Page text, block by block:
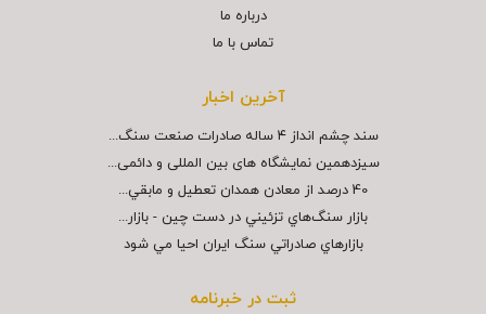
درباره ما
تماس با ما
آخرین اخبار
سند چشم انداز ۴ ساله صادرات صنعت سنگ...
سیزدهمین نمایشگاه های بین المللی و دائمی...
40 درصد از معادن همدان تعطيل و مابقي...
بازار سنگ‌هاي تزئيني در دست چين - بازار...
بازارهاي صادراتي سنگ ايران احيا مي شود
ثبت در خبرنامه